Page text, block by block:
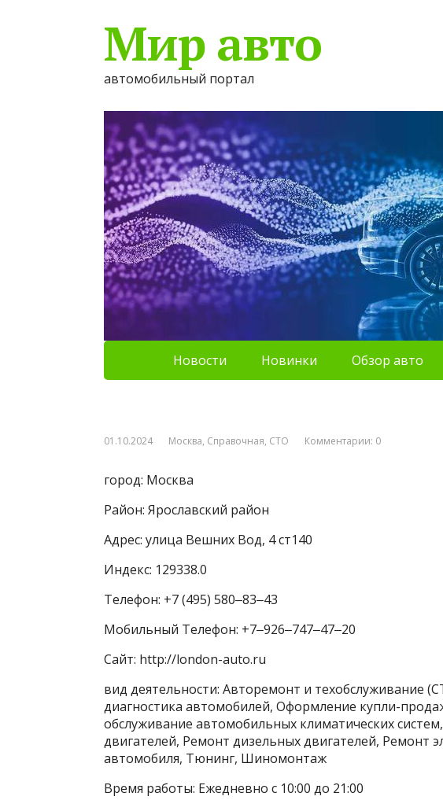
Мир авто
автомобильный портал
Новости Новинки Обзор авто
01.10.2024 Москва, Справочная, СТО Комментарии: 0
город: Москва
Район: Ярославский район
Адрес: улица Вешних Вод, 4 ст140
Индекс: 129338.0
Телефон: +7 (495) 580‒83‒43
Мобильный Телефон: +7‒926‒747‒47‒20
Сайт: http://london-auto.ru
вид деятельности: Авторемонт и техобслуживание
диагностика автомобилей, Оформление купли-
обслуживание автомобильных климатических
двигателей, Ремонт дизельных двигателей, Ремонт
автомобиля, Тюнинг, Шиномонтаж
Время работы: Ежедневно с 10:00 до 21:00